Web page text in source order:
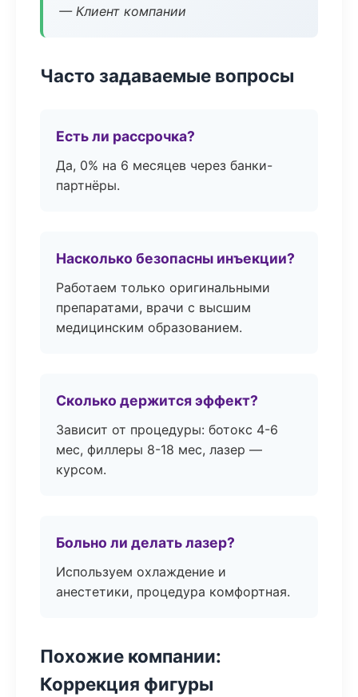
— Клиент компании
Часто задаваемые вопросы
Есть ли рассрочка?
Да, 0% на 6 месяцев через банки-
партнёры.
Насколько безопасны инъекции?
Работаем только оригинальными
препаратами, врачи с высшим
медицинским образованием.
Сколько держится эффект?
Зависит от процедуры: ботокс 4-6
мес, филлеры 8-18 мес, лазер —
курсом.
Больно ли делать лазер?
Используем охлаждение и
анестетики, процедура комфортная.
Похожие компании:
Коррекция фигуры